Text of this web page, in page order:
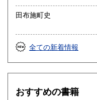
田布施町史
全ての新着情報
おすすめの書籍